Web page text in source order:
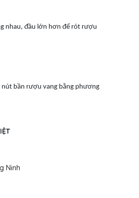
nhau, đầu lớn hơn để rót rượu
nút bần rượu vang bằng phương
Ninh